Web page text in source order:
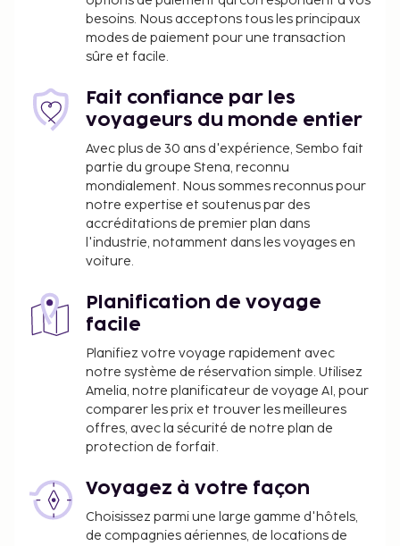
besoins. Nous acceptons tous les principaux
modes de paiement pour une transaction
sûre et facile.
Fait confiance par les
voyageurs du monde entier
Avec plus de 30 ans d'expérience, Sembo fait
partie du groupe Stena, reconnu
mondialement. Nous sommes reconnus pour
notre expertise et soutenus par des
accréditations de premier plan dans
l'industrie, notamment dans les voyages en
voiture.
Planification de voyage
facile
Planifiez votre voyage rapidement avec
notre système de réservation simple. Utilisez
Amelia, notre planificateur de voyage AI, pour
comparer les prix et trouver les meilleures
offres, avec la sécurité de notre plan de
protection de forfait.
Voyagez à votre façon
Choisissez parmi une large gamme d'hôtels,
de compagnies aériennes, de locations de